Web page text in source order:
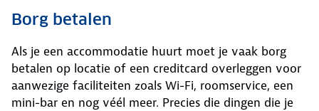
Borg betalen
Als je een accommodatie huurt moet je vaak borg
betalen op locatie of een creditcard overleggen voor
aanwezige faciliteiten zoals Wi-Fi, roomservice, een
mini-bar en nog véél meer. Precies die dingen die je